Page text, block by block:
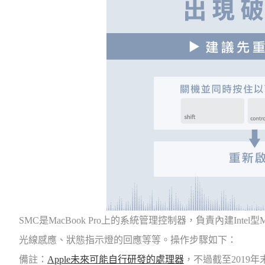
SMC是MacBook Pro上的系統管理控制器，負責內建Intel
光線感應、狀態指示燈的回應等等。操作步驟如下：
備註： Apple未來可能自行研發的處理器 ，不過截至2019